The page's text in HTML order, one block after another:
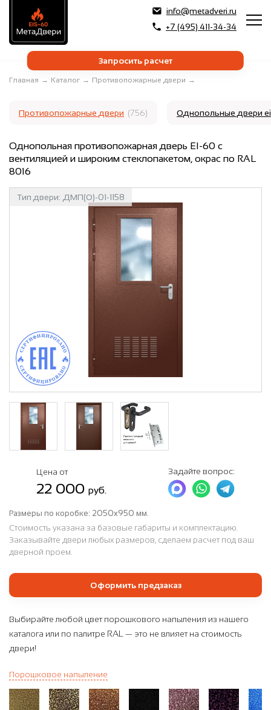
info@metadveri.ru
+7 (495) 411-34-34
Запросить расчет
Главная → Каталог → Противопожарные двери →
Противопожарные двери (756) Однопольные двери
Однопольная противопожарная дверь EI-60 с
вентиляцией и широким стеклопакетом, окрас по RAL
8016
Тип двери: ДМП(О)-01-1158
Цена от
22 000 руб.
Задайте вопрос:
Размеры по коробке: 2050x950 мм.
Стоимость указана за базовые габариты и комплектацию.
Заказывайте двери любых размеров, сделаем расчет под ваш
дверной проем.
Оформить предзаказ
Выбирайте любой цвет порошкового напыления из нашего
каталога или по палитре RAL — это не влияет на стоимость
двери!
Порошковое напыление